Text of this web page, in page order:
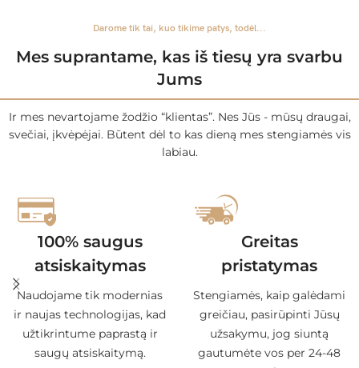
Darome tik tai, kuo tikime patys, todėl...
Mes suprantame, kas iš tiesų yra svarbu
Jums
Ir mes nevartojame žodžio “klientas”. Nes Jūs - mūsų draugai,
svečiai, įkvėpėjai. Būtent dėl to kas dieną mes stengiamės vis
labiau.
Greitas
pristatymas
Stengiamės, kaip galėdami
greičiau, pasirūpinti Jūsų
užsakymu, jog siuntą
gautumėte vos per 24-48
Norime Jums
dovanoti
Užsakymams, kurių vertė
40€ ir daugiau -
nemokamai pridedame
atsitiktinę DOVANĄ!